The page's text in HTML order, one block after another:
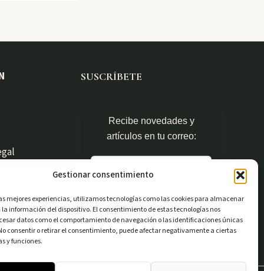
Gestionar consentimiento
mejores experiencias, utilizamos tecnologías como las cookies para almacenar
información del dispositivo. El consentimiento de estas tecnologías nos
datos como el comportamiento de navegación o las identificaciones únicas
consentir o retirar el consentimiento, puede afectar negativamente a ciertas
y funciones.
SUSCRÍBETE
Recibe novedades y
artículos en tu correo:
Suscribirme
Powered by